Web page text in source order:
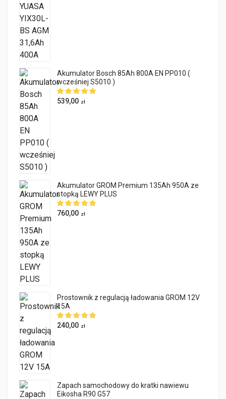
Akumulator Bosch 85Ah 800A EN PP010 (
wcześniej S5010 )
539,00 zł
Akumulator GROM Premium 135Ah 950A ze
stopką LEWY PLUS
760,00 zł
Prostownik z regulacją ładowania GROM 12V
15A
240,00 zł
Zapach samochodowy do kratki nawiewu
Eikosha R90 G57